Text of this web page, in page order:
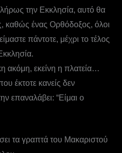
την Εκκλησία, αυτό θα
καθώς ένας Ορθόδοξος, όλοι
πάντοτε, μέχρι το τέλος
ακόμη, εκείνη η πλατεία…
έκτοτε κανείς δεν
επαναλάβει: “Είμαι ο
τα γραπτά του Μακαριστού